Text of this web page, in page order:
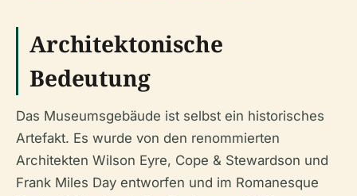
Architektonische
Bedeutung
Das Museumsgebäude ist selbst ein historisches
Artefakt. Es wurde von den renommierten
Architekten Wilson Eyre, Cope & Stewardson und
Frank Miles Day entworfen und im Romanesque